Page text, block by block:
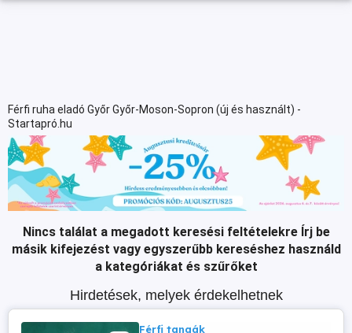
Férfi ruha eladó Győr Győr-Moson-Sopron (új és használt) -
Startapró.hu
Nincs találat a megadott keresési feltételekre Írj be
másik kifejezést vagy egyszerűbb kereséshez használd
a kategóriákat és szűrőket
Hirdetések, melyek érdekelhetnek
Férfi tangák